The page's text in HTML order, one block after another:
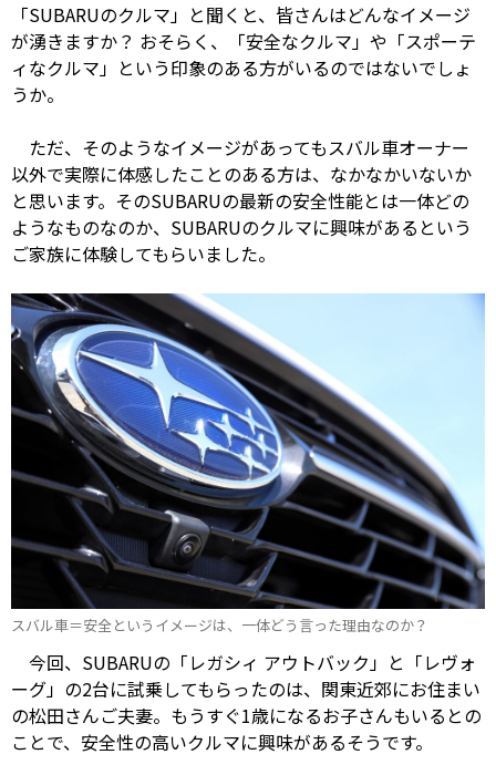
「SUBARUのクルマ」と聞くと、皆さんはどんなイメージ
が湧きますか？ おそらく、「安全なクルマ」や「スポーテ
ィなクルマ」という印象のある方がいるのではないでしょ
うか。
ただ、そのようなイメージがあってもスバル車オーナー
以外で実際に体感したことのある方は、なかなかいないか
と思います。そのSUBARUの最新の安全性能とは一体どの
ようなものなのか、SUBARUのクルマに興味があるという
ご家族に体験してもらいました。
スバル車＝安全というイメージは、一体どう言った理由なのか？
今回、SUBARUの「レガシィ アウトバック」と「レヴォ
ーグ」の2台に試乗してもらったのは、関東近郊にお住まい
の松田さんご夫妻。もうすぐ1歳になるお子さんもいるとの
ことで、安全性の高いクルマに興味があるそうです。